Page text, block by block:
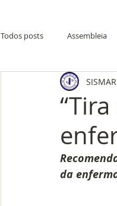
Todos posts Assembleia
Nova Europa
Farmácia do Servidor
Condições de trabalho
da